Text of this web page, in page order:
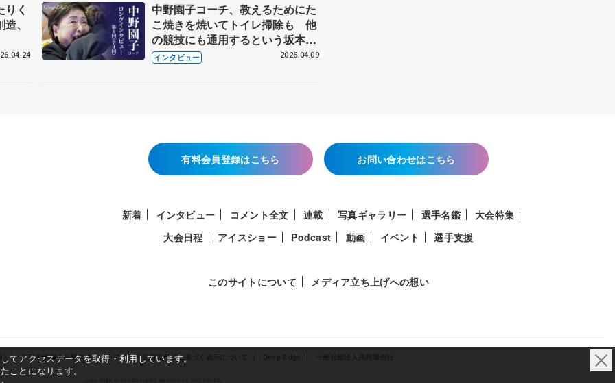
く
、
中野園子コーチ、教えるためにた
こ焼きを焼いてトイレ掃除も 他
の競技にも通用するという坂本花
織の筋肉
インタビュー 2026.04.09
有料会員登録はこちら お問い合わせはこちら
新着 インタビュー コメント全文 連載 写真ギャラリー 選手名鑑
大会特集
大会日程
アイスショー Podcast 動画 イベント 選手支援
このサイトについて メディア立ち上げへの想い
利用者情報の外部送信について 特定商取引法に基づく表示について
アクセスデータを取得・利用しています。
ことになります。